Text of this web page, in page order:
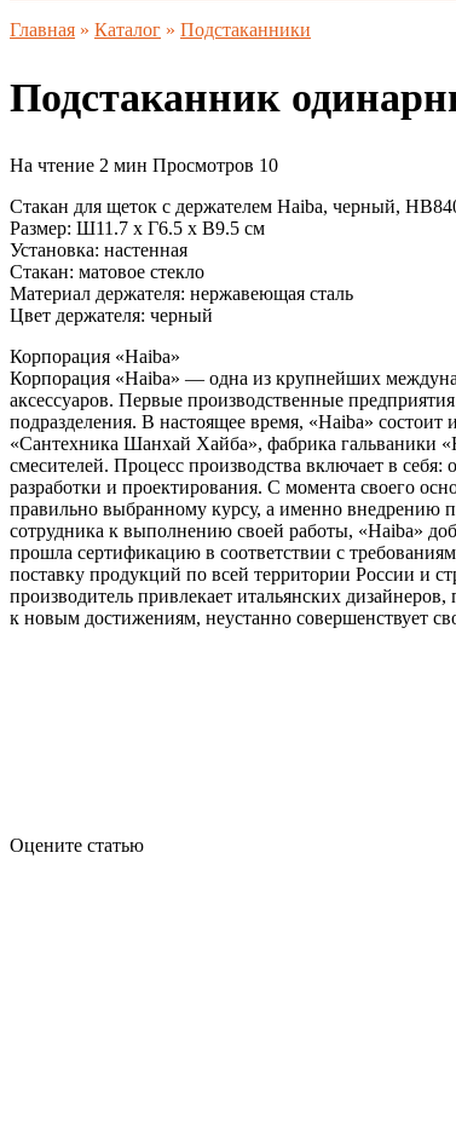
Главная » Каталог » Подстаканники
Подстаканник
На чтение 2 мин Просмотров 10
Стакан для щеток с держателем Haiba, черный,
Размер: Ш11.7 х Г6.5 х В9.5 см
Установка: настенная
Стакан: матовое стекло
Материал держателя: нержавеющая сталь
Цвет держателя: черный
Корпорация «Haiba»
Корпорация «Haiba» — одна из крупнейших
аксессуаров. Первые производственные
подразделения. В настоящее время, «Haiba»
«Сантехника Шанхай Хайба», фабрика гальваники
смесителей. Процесс производства включает в
разработки и проектирования. С момента своего
правильно выбранному курсу, а именно внедрению
сотрудника к выполнению своей работы, «Haiba»
прошла сертификацию в соответствии с
поставку продукций по всей территории России и
производитель привлекает итальянских
к новым достижениям, неустанно совершенствует
Оцените статью